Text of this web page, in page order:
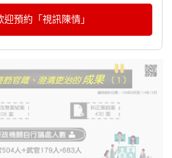
迎預約「視訊陳情」